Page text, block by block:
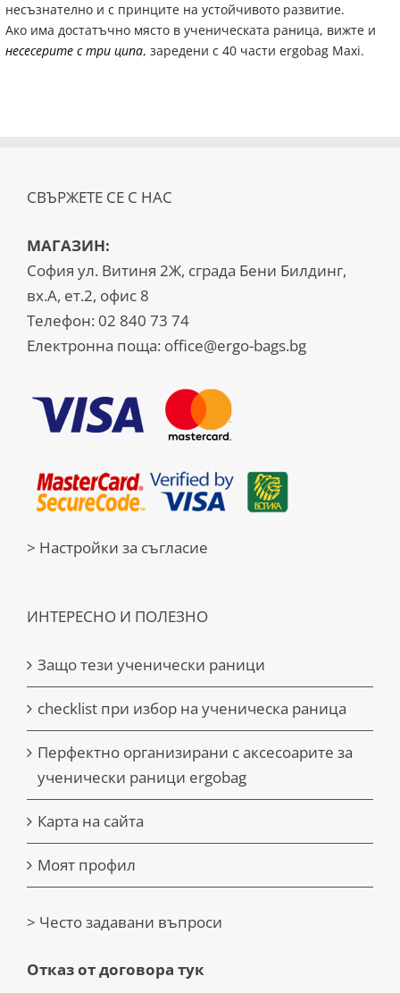
несъзнателно и с принците на устойчивото развитие.
Ако има достатъчно място в ученическата раница, вижте и
несесерите с три ципа, заредени с 40 части ergobag Maxi.
СВЪРЖЕТЕ СЕ С НАС
МАГАЗИН:
София ул. Витиня 2Ж, сграда Бени Билдинг,
вх.А, ет.2, офис 8
Телефон: 02 840 73 74
Електронна поща: office@ergo-bags.bg
> Настройки за съгласие
ИНТЕРЕСНО И ПОЛЕЗНО
Защо тези ученически раници
checklist при избор на ученическа раница
Перфектно организирани с аксесоарите за
ученически раници ergobag
Карта на сайта
Моят профил
> Често задавани въпроси
Отказ от договора тук